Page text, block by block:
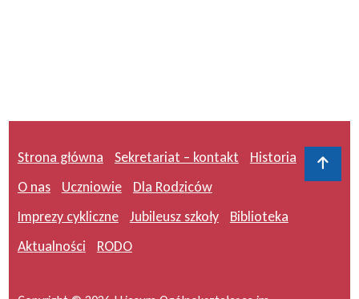
Strona główna Sekretariat – kontakt
Historia
O nas
Uczniowie
Dla Rodziców
Imprezy cykliczne
Jubileusz szkoły
Biblioteka
Aktualności
RODO
Do